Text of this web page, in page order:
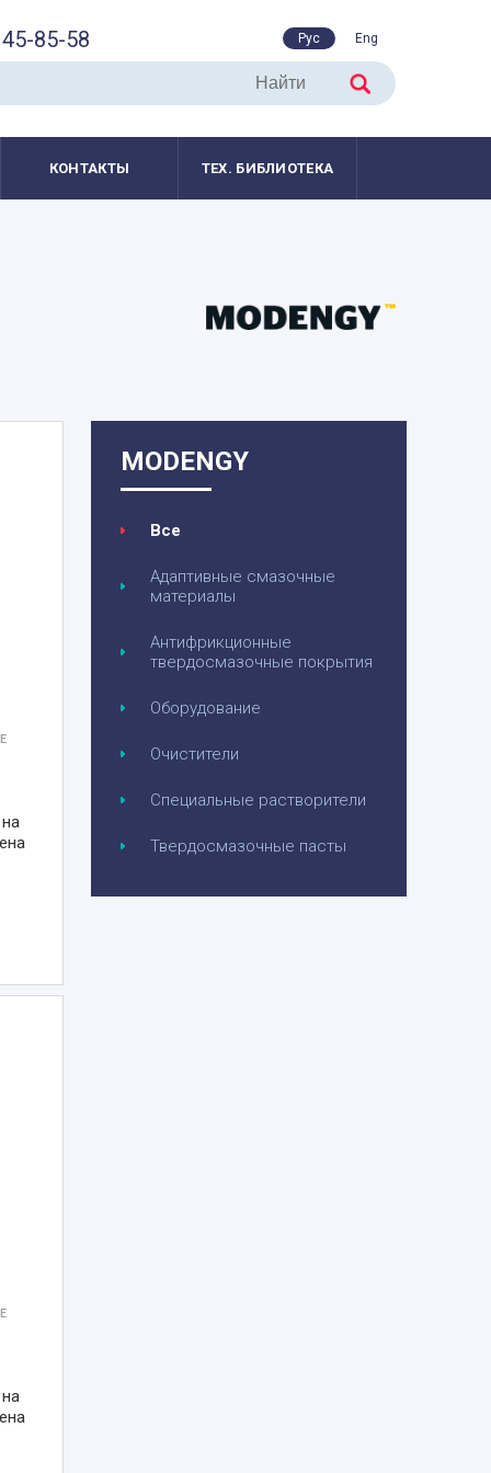
85-58 Рус Eng
КОНТАКТЫ ТЕХ. БИБЛИОТЕКА
MODENGY
Все
Адаптивные смазочные
материалы
Антифрикционные
твердосмазочные покрытия
Оборудование
Очистители
Специальные растворители
Твердосмазочные пасты